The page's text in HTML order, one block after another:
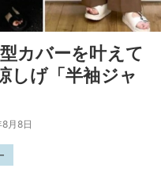
カバーを叶えて
しげ「半袖ジャ
月8日